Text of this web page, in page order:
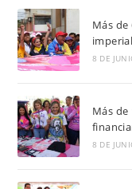
Más
8 DE
Más
8 DE